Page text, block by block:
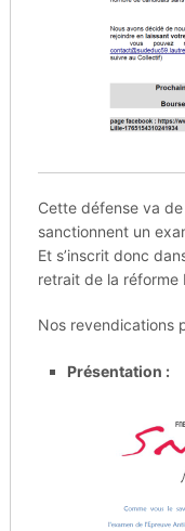
Cette défense va
sanctionnent un
Et s’inscrit donc
retrait de la réforme
Nos revendications
Présentation :